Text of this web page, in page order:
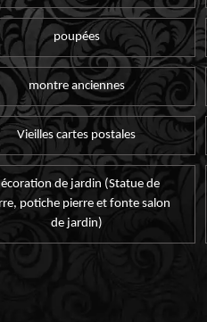
poupées
montre anciennes
Vieilles cartes postales
de jardin (Statue de
potiche pierre et fonte salon
de jardin)